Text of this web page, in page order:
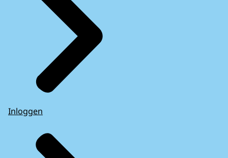
Inloggen